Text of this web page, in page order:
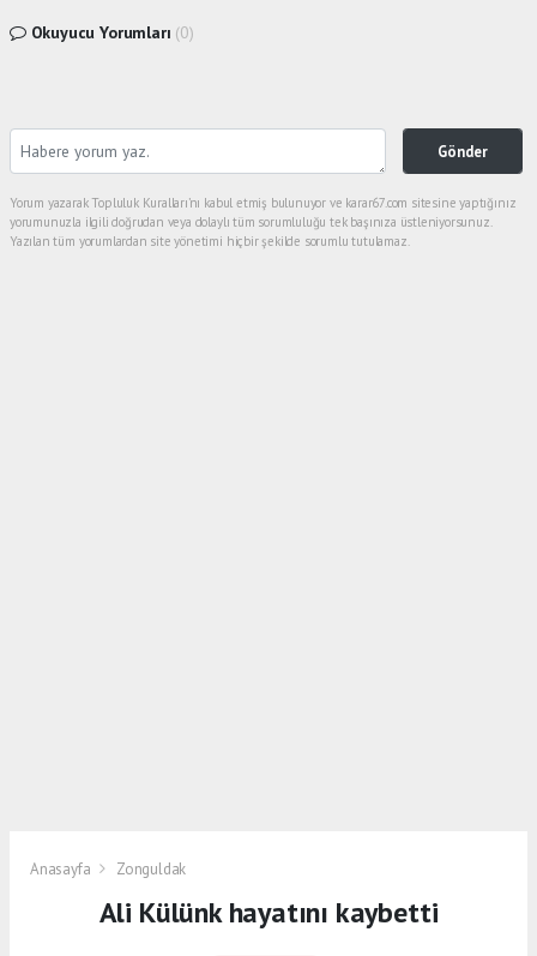
Okuyucu Yorumları (0)
Gönder
Yorum yazarak Topluluk Kuralları’nı kabul etmiş bulunuyor ve karar67.com sitesine yaptığınız
yorumunuzla ilgili doğrudan veya dolaylı tüm sorumluluğu tek başınıza üstleniyorsunuz.
Yazılan tüm yorumlardan site yönetimi hiçbir şekilde sorumlu tutulamaz.
Anasayfa Zonguldak
Ali Külünk hayatını kaybetti